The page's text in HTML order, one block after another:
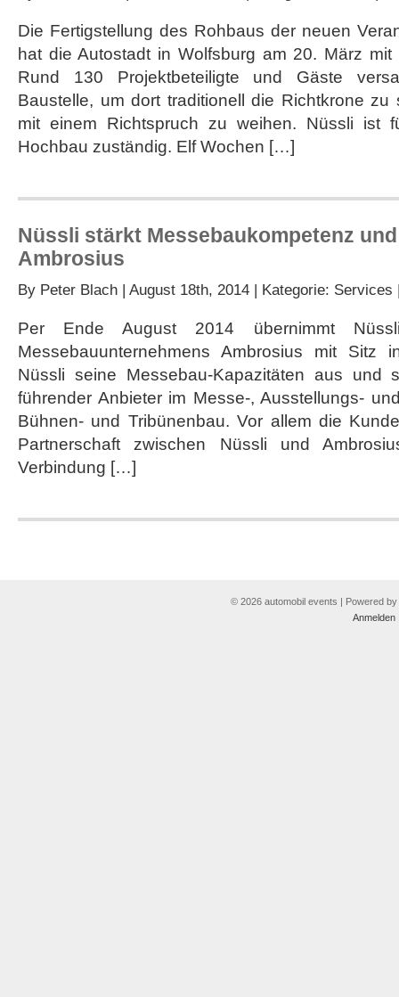
Die Fertigstellung des Rohbaus der neuen
hat die Autostadt in Wolfsburg am 20. März mit
Rund 130 Projektbeteiligte und Gäste
Baustelle, um dort traditionell die Richtkrone
mit einem Richtspruch zu weihen. Nüssli ist
Hochbau zuständig. Elf Wochen […]
Nüssli stärkt Messebaukompetenz
Ambrosius
By Peter Blach | August 18th, 2014 | Kategorie: Services
Per Ende August 2014 übernimmt
Messebauunternehmens Ambrosius mit Sitz
Nüssli seine Messebau-Kapazitäten aus und
führender Anbieter im Messe-, Ausstellungs-
Bühnen- und Tribünenbau. Vor allem die
Partnerschaft zwischen Nüssli und
Verbindung […]
© 2026 automobil events | Powered by
Anmelden|